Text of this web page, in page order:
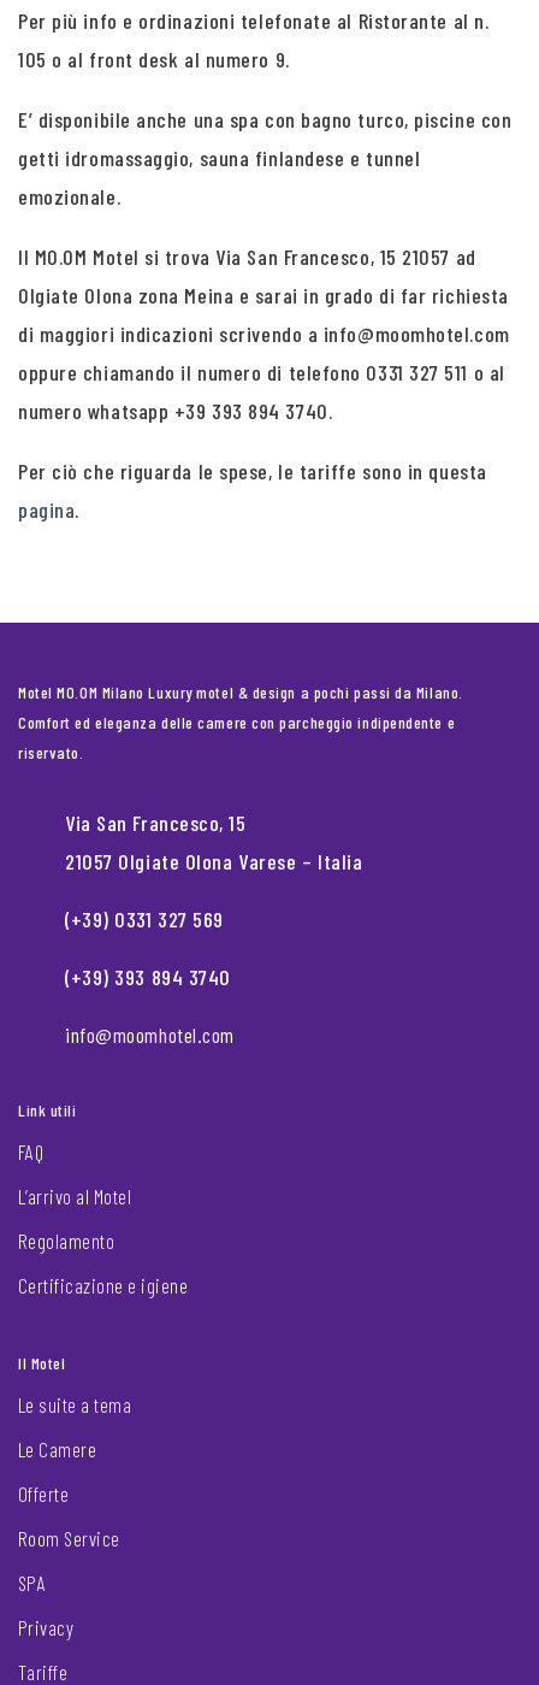
Per più info e ordinazioni telefonate al Ristorante al n.
105 o al front desk al numero 9.
E’ disponibile anche una spa con bagno turco, piscine con
getti idromassaggio, sauna finlandese e tunnel
emozionale.
Il MO.OM Motel si trova Via San Francesco, 15 21057 ad
Olgiate Olona zona Meina e sarai in grado di far richiesta
di maggiori indicazioni scrivendo a info@moomhotel.com
oppure chiamando il numero di telefono 0331 327 511 o al
numero whatsapp +39 393 894 3740.
Per ciò che riguarda le spese, le tariffe sono in questa
pagina.
Motel MO.OM Milano Luxury motel & design a pochi passi da Milano.
Comfort ed eleganza delle camere con parcheggio indipendente e
riservato.
Via San Francesco, 15
21057 Olgiate Olona Varese – Italia
(+39) 0331 327 569
(+39) 393 894 3740
info@moomhotel.com
Link utili
FAQ
L’arrivo al Motel
Regolamento
Certificazione e igiene
Il Motel
Le suite a tema
Le Camere
Offerte
Room Service
SPA
Privacy
Tariffe